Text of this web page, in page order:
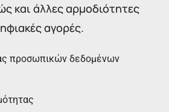
και άλλες αρμοδιότητες
αγορές.
προσωπικών δεδομένων